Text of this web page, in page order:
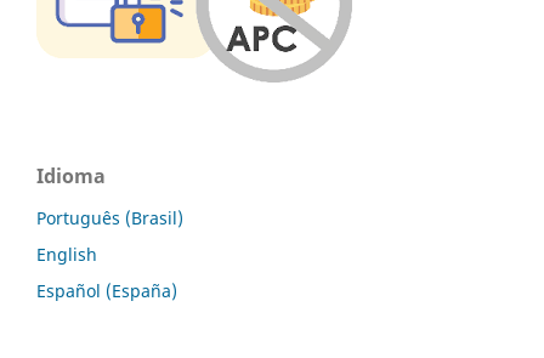
Idioma
Português (Brasil)
English
Español (España)